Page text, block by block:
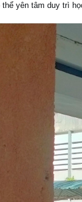
yên tâm duy trì